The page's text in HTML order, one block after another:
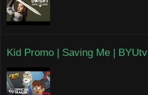
Kid Promo | Saving Me | BYUtv